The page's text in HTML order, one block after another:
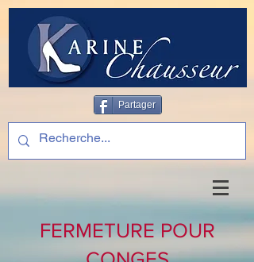
Partager
FERMETURE POUR